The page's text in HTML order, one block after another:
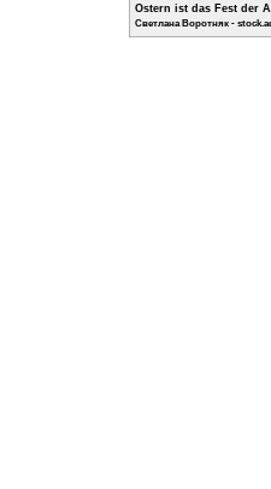
Ostern ist das Fest der
Светлана Воротняк -